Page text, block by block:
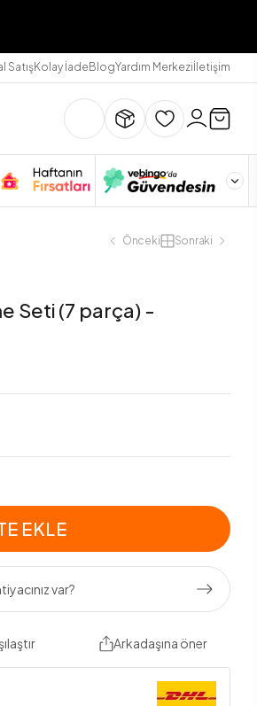
SatışKolay İadeBlogYardım Merkeziİletişim
Önceki Sonraki
Seti (7 parça) -
EKLE
var?
Arkadaşına öner